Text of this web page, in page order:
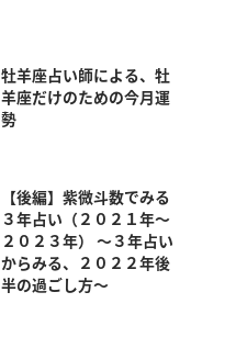
牡羊座占い師による、牡
羊座だけのための今月運
勢
【後編】紫微斗数でみる
３年占い（２０２１年～
２０２３年） ～３年占い
からみる、２０２２年後
半の過ごし方～